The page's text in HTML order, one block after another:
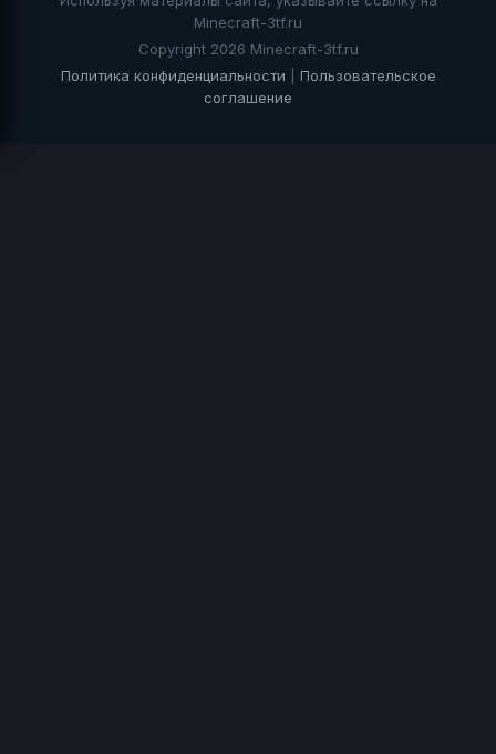
Minecraft-3tf.ru
Copyright 2026 Minecraft-3tf.ru
Политика конфиденциальности
Пользовательское
соглашение